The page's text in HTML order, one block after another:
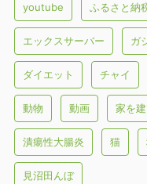
youtube ふるさと納
エックスサーバー ガ
ダイエット チャイ
動物 動画 家を
潰瘍性大腸炎 猫
見沼田んぼ